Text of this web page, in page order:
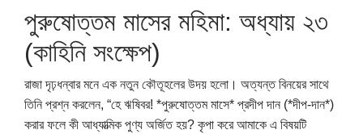
পুরুষোত্তম মাসের মহিমা: অধ্যায় ২৩
(কাহিনি সংক্ষেপ)
রাজা দৃঢ়ধন্বার মনে এক নতুন কৌতূহলের উদয় হলো। অত্যন্ত বিনয়ের সাথে
তিনি প্রশ্ন করলেন, “হে ঋষিবর! *পুরুষোত্তম মাসে* প্রদীপ দান (*দীপ-দান*)
করার ফলে কী আধ্যাত্মিক পুণ্য অর্জিত হয়? কৃপা করে আমাকে এ বিষয়টি